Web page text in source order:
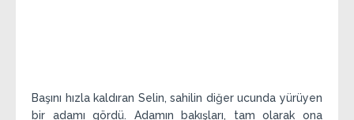
Başını hızla kaldıran Selin, sahilin diğer ucunda yürüyen
bir adamı gördü. Adamın bakışları, tam olarak ona